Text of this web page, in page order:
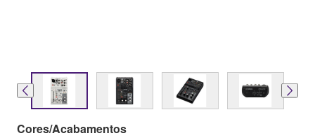
Cores/Acabamentos